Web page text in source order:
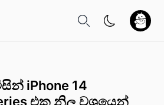
iPhone 14
එක නිල වශයෙන්